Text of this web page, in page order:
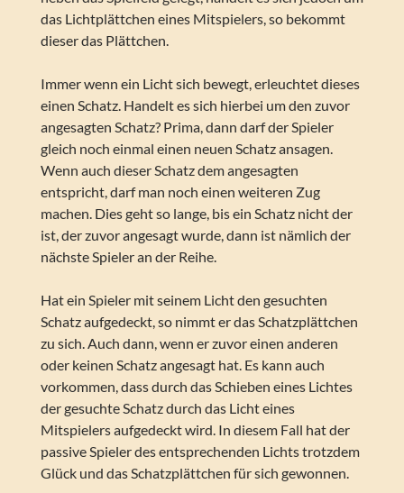
das Lichtplättchen eines Mitspielers, so bekommt
dieser das Plättchen.
Immer wenn ein Licht sich bewegt, erleuchtet dieses
einen Schatz. Handelt es sich hierbei um den zuvor
angesagten Schatz? Prima, dann darf der Spieler
gleich noch einmal einen neuen Schatz ansagen.
Wenn auch dieser Schatz dem angesagten
entspricht, darf man noch einen weiteren Zug
machen. Dies geht so lange, bis ein Schatz nicht der
ist, der zuvor angesagt wurde, dann ist nämlich der
nächste Spieler an der Reihe.
Hat ein Spieler mit seinem Licht den gesuchten
Schatz aufgedeckt, so nimmt er das Schatzplättchen
zu sich. Auch dann, wenn er zuvor einen anderen
oder keinen Schatz angesagt hat. Es kann auch
vorkommen, dass durch das Schieben eines Lichtes
der gesuchte Schatz durch das Licht eines
Mitspielers aufgedeckt wird. In diesem Fall hat der
passive Spieler des entsprechenden Lichts trotzdem
Glück und das Schatzplättchen für sich gewonnen.